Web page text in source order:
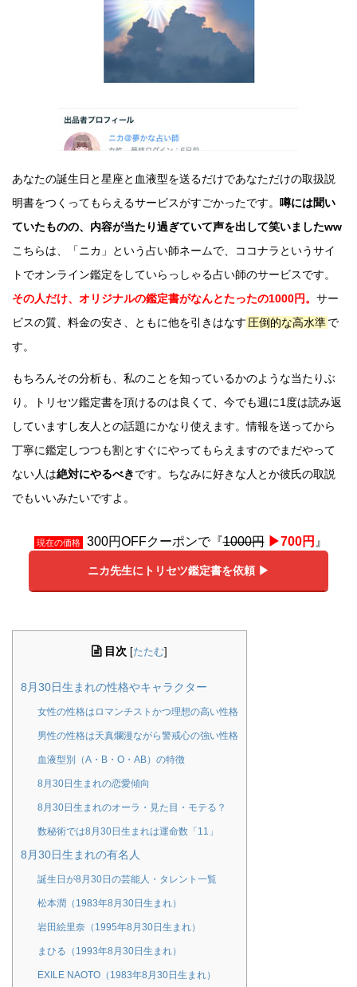
あなたの誕生日と星座と血液型を送るだけであなただけの取扱説
明書をつくってもらえるサービスがすごかったです。
噂には聞い
ていたものの、内容が当たり過ぎていて声を出して笑いましたww
こちらは、「ニカ」という占い師ネームで、ココナラというサイ
トでオンライン鑑定をしていらっしゃる占い師のサービスです。
その人だけ、オリジナルの鑑定書がなんとたったの1000円。 サー
ビスの質、料金の安さ、ともに他を引きはなす 圧倒的な高水準で
す。
もちろんその分析も、私のことを知っているかのような当たりぶ
り。トリセツ鑑定書を頂けるのは良くて、今でも週に1度は読み返
していますし友人との話題にかなり使えます。情報を送ってから
丁寧に鑑定しつつも割とすぐにやってもらえますのでまだやって
ない人は絶対にやるべきです。ちなみに好きな人とか彼氏の取説
でもいいみたいですよ。
現在の価格 300円OFFクーポンで『1000円 ▶︎700円 』
ニカ先生にトリセツ鑑定書を依頼 ▶︎
目次 たたむ
8月30日生まれの性格やキャラクター
女性の性格はロマンチストかつ理想の高い性格
男性の性格は天真爛漫ながら警戒心の強い性格
血液型別（A・B・O・AB）の特徴
8月30日生まれの恋愛傾向
8月30日生まれのオーラ・見た目・モテる？
数秘術では8月30日生まれは運命数「11」
8月30日生まれの有名人
誕生日が8月30日の芸能人・タレント一覧
松本潤（1983年8月30日生まれ）
岩田絵里奈（1995年8月30日生まれ）
まひる（1993年8月30日生まれ）
EXILE NAOTO（1983年8月30日生まれ）